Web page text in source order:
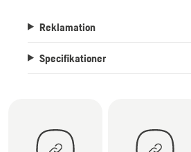
Reklamation
Specifikationer